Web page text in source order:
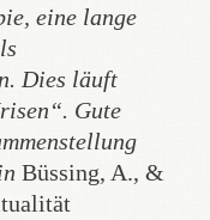
eine lange
Dies läuft
Gute
Büssing, A., &